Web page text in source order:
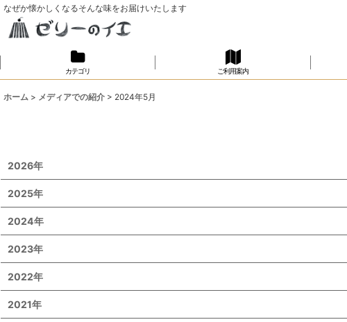
なぜか懐かしくなるそんな味をお届けいたします
カテゴリ ご利用案内
ホーム > メディアでの紹介 > 2024年5月
2026年
2025年
2024年
2023年
2022年
2021年